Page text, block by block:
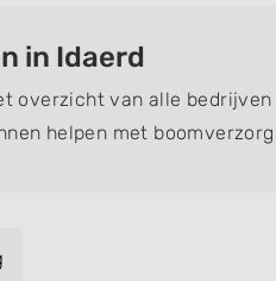
in Idaerd
overzicht van alle bedrijven
helpen met